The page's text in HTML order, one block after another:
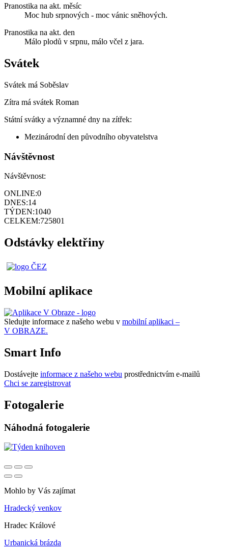
Pranostika na akt. měsíc
Moc hub srpnových - moc vánic sněhových.
Pranostika na akt. den
Málo plodů v srpnu, málo včel z jara.
Svátek
Svátek má Soběslav
Zítra má svátek Roman
Státní svátky a významné dny na zítřek:
Mezinárodní den původního obyvatelstva
Návštěvnost
Návštěvnost:
ONLINE:0
DNES:14
TÝDEN:1040
CELKEM:725801
Odstávky elektřiny
Mobilní aplikace
Sledujte informace z našeho webu v mobilní aplikaci –
V OBRAZE.
Smart Info
Dostávejte informace z našeho webu prostřednictvím e-mailů
Chci se zaregistrovat
Fotogalerie
Náhodná fotogalerie
Mohlo by Vás zajímat
Hradecký venkov
Hradec Králové
Urbanická brázda